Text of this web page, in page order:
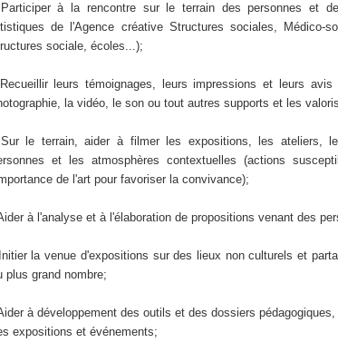
à la rencontre sur le terrain des personnes et
de l'Agence créative Structures sociales, Médico-
sociale, écoles...);
leurs témoignages, leurs impressions et leurs
la vidéo, le son ou tout autres supports et les
le terrain, aider à filmer les expositions, les ateliers,
et les atmosphères contextuelles (actions
de l'art pour favoriser la convivance);
à l'analyse et à l'élaboration de propositions venant des
la venue d'expositions sur des lieux non culturels et
plus grand nombre;
à développement des outils et des dossiers
expositions et événements;